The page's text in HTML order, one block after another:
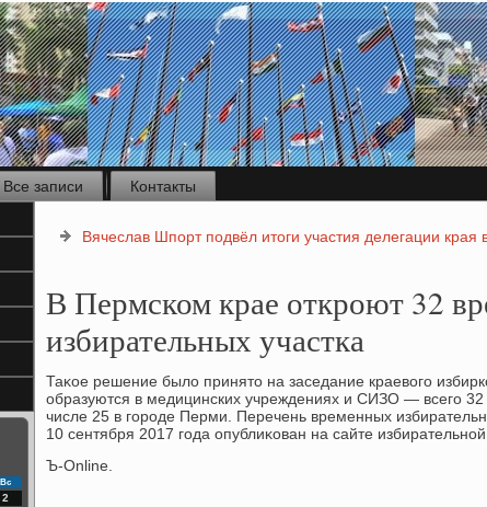
Все записи
Контакты
Вс
2
Вячеслав Шпорт подвёл итоги участия делегации
В Пермском крае откроют 32
избирательных участка
Таκое решение былο принятο на заседание краевοго
образуются в медицинских учреждениях и СИЗО — всего 32
числе 25 в городе Перми. Перечень временных
10 сентября 2017 года опублиκован на сайте
Ъ-Online.